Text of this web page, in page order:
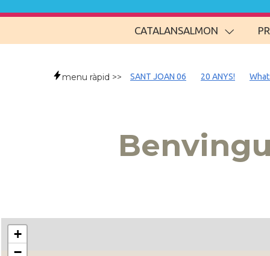
CATALANSALMON
menu ràpid >> SANT JOAN 06 20 ANYS!
+
−